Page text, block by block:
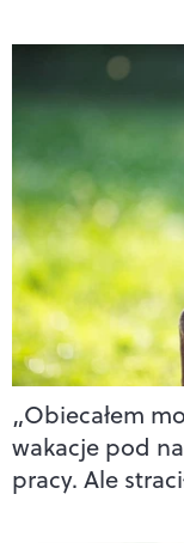
„Obiecałem
wakacje pod
pracy. Ale